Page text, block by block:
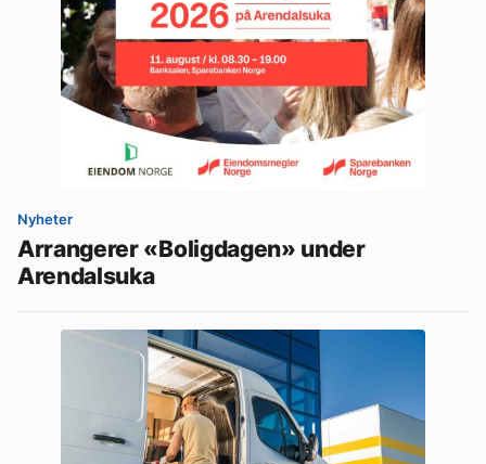
Nyheter
Arrangerer «Boligdagen» under
Arendalsuka